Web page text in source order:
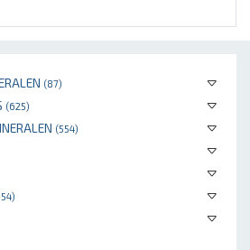
(87)
(625)
(554)